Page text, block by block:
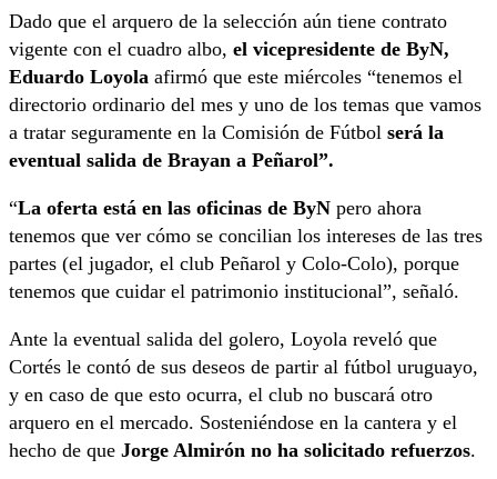
Dado que el arquero de la selección aún tiene contrato
vigente con el cuadro albo, el vicepresidente de ByN,
Eduardo Loyola afirmó que este miércoles “tenemos el
directorio ordinario del mes y uno de los temas que vamos
a tratar seguramente en la Comisión de Fútbol será la
eventual salida de Brayan a Peñarol”.
“La oferta está en las oficinas de ByN pero ahora
tenemos que ver cómo se concilian los intereses de las tres
partes (el jugador, el club Peñarol y Colo-Colo), porque
tenemos que cuidar el patrimonio institucional”, señaló.
Ante la eventual salida del golero, Loyola reveló que
Cortés le contó de sus deseos de partir al fútbol uruguayo,
y en caso de que esto ocurra, el club no buscará otro
arquero en el mercado. Sosteniéndose en la cantera y el
hecho de que Jorge Almirón no ha solicitado refuerzos.